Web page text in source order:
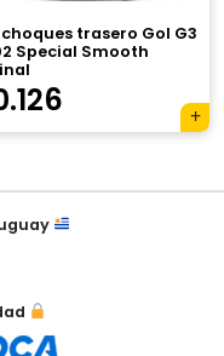
trasero Gol G3
Special Smooth
vacío.